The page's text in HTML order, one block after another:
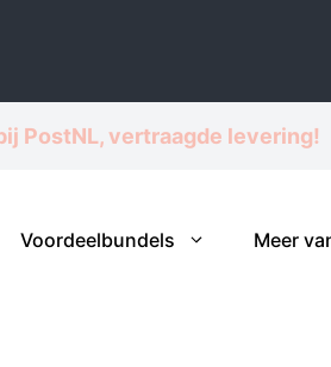
PostNL, vertraagde levering!
Voordeelbundels Meer
(B/A)
aantal